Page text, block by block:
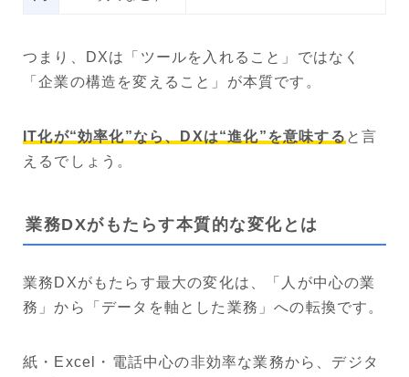
つまり、DXは「ツールを入れること」ではなく
「企業の構造を変えること」が本質です。
IT化が“効率化”なら、DXは“進化”を意味する と言
えるでしょう。
業務DXがもたらす本質的な変化とは
業務DXがもたらす最大の変化は、「人が中心の業
務」から「データを軸とした業務」への転換です。
紙・Excel・電話中心の非効率な業務から、デジタ